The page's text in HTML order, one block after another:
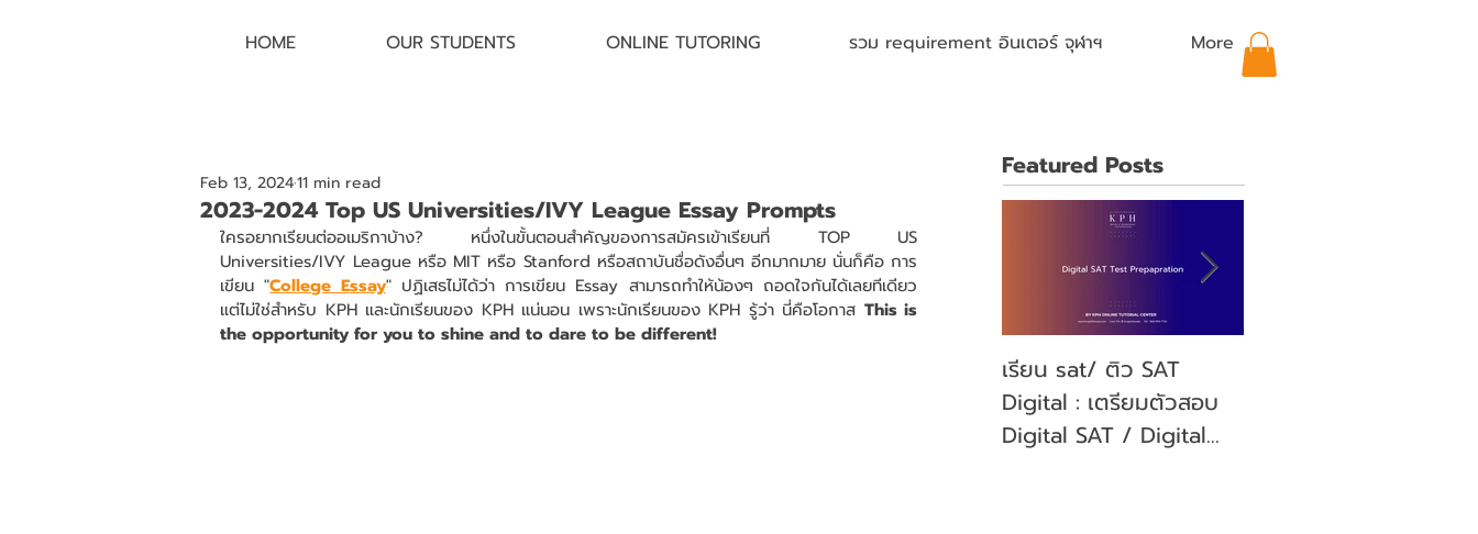
HOME OUR STUDENTS ONLINE TUTORING รวม requirement อินเตอร์ จุฬาฯ More
2023-2024 Top US Universities/IVY League Essay Prompts
Feb 13, 202411 min read
ใครอยากเรียนต่ออเมริกาบ้าง? หนึ่งในขั้นตอนสำคัญของการสมัครเข้าเรียนที่ TOP US
Universities/IVY League หรือ MIT หรือ Stanford หรือสถาบันชื่อดังอื่นๆ อีกมากมาย นั่นก็คือ การ
เขียน "College Essay" ปฏิเสธไม่ได้ว่า การเขียน Essay สามารถทำให้น้องๆ ถอดใจกันได้เลยทีเดียว
แต่ไม่ใช่สำหรับ KPH และนักเรียนของ KPH แน่นอน เพราะนักเรียนของ KPH รู้ว่า นี่คือโอกาส This is
the opportunity for you to shine and to dare to be different!
Featured Posts
เรียน sat/ ติว SAT
Digital : เตรียมตัวสอบ
Digital SAT / Digital